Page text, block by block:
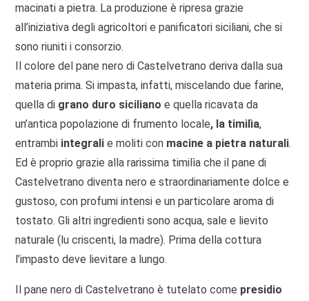
macinati a pietra. La produzione è ripresa grazie
all’iniziativa degli agricoltori e panificatori siciliani, che si
sono riuniti i consorzio.
Il colore del pane nero di Castelvetrano deriva dalla sua
materia prima. Si impasta, infatti, miscelando due farine,
quella di grano duro siciliano e quella ricavata da
un’antica popolazione di frumento locale, la timilìa,
entrambi integrali e moliti con macine a pietra naturali.
Ed è proprio grazie alla rarissima timilìa che il pane di
Castelvetrano diventa nero e straordinariamente dolce e
gustoso, con profumi intensi e un particolare aroma di
tostato. Gli altri ingredienti sono acqua, sale e lievito
naturale (lu criscenti, la madre). Prima della cottura
l’impasto deve lievitare a lungo.
Il pane nero di Castelvetrano è tutelato come presidio